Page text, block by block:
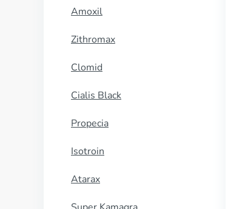
Amoxil
Zithromax
Clomid
Cialis Black
Propecia
Isotroin
Atarax